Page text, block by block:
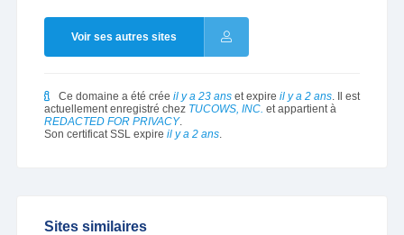
Voir ses autres sites
Ce domaine a été crée il y a 23 anset expire il y a 2 ans. Il est
actuellement enregistré chez TUCOWS, INC. et appartient à
REDACTED FOR PRIVACY.
Son certificat SSL expire il y a 2 ans.
Sites similaires